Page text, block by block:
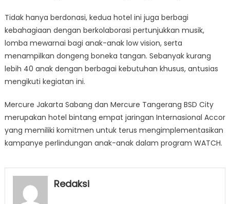
Tidak hanya berdonasi, kedua hotel ini juga berbagi
kebahagiaan dengan berkolaborasi pertunjukkan musik,
lomba mewarnai bagi anak-anak low vision, serta
menampilkan dongeng boneka tangan. Sebanyak kurang
lebih 40 anak dengan berbagai kebutuhan khusus, antusias
mengikuti kegiatan ini.
Mercure Jakarta Sabang dan Mercure Tangerang BSD City
merupakan hotel bintang empat jaringan Internasional Accor
yang memiliki komitmen untuk terus mengimplementasikan
kampanye perlindungan anak-anak dalam program WATCH.
Redaksi